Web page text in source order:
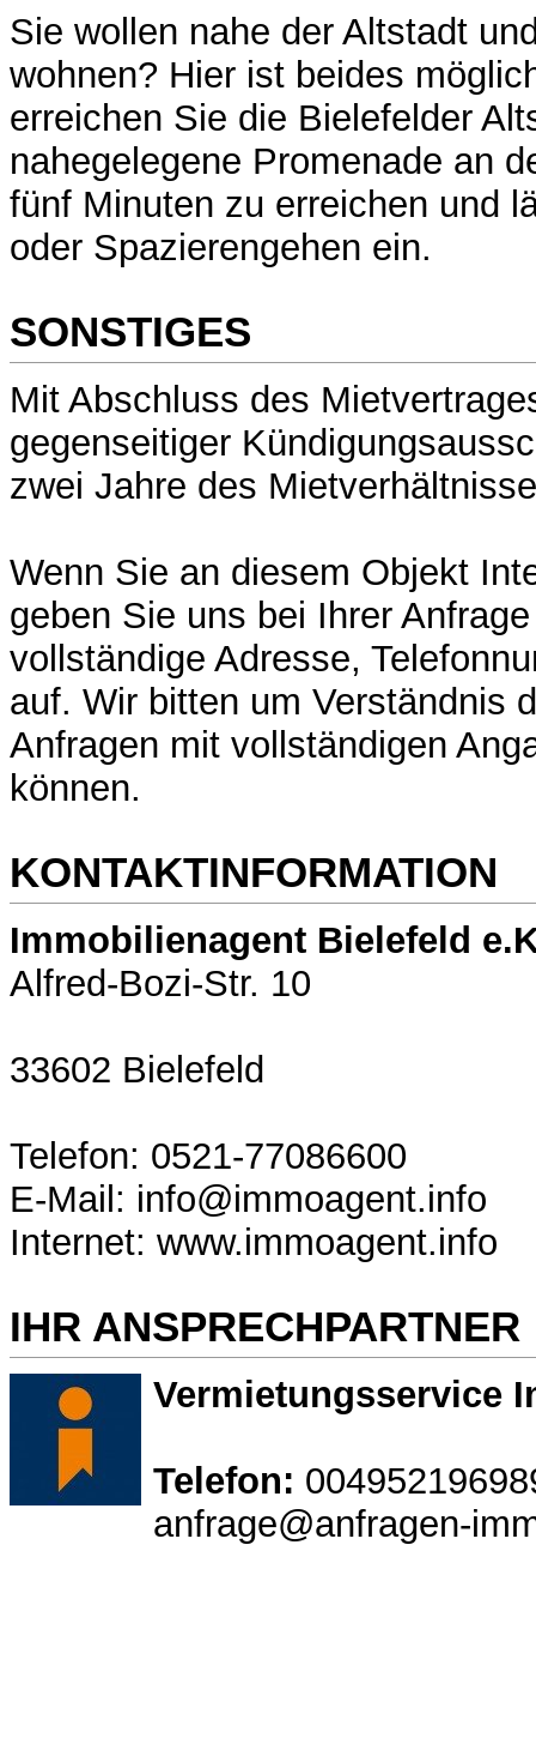
Sie wollen nahe der Altstadt
wohnen? Hier ist beides
erreichen Sie die Bielefelder
nahegelegene Promenade an
fünf Minuten zu erreichen und
oder Spazierengehen ein.
SONSTIGES
Mit Abschluss des
gegenseitiger
zwei Jahre des
Wenn Sie an diesem Objekt
geben Sie uns bei Ihrer
vollständige Adresse,
auf. Wir bitten um Verständnis
Anfragen mit vollständigen
können.
KONTAKTINFORMATION
Immobilienagent Bielefeld
Alfred-Bozi-Str. 10
33602 Bielefeld
Telefon: 0521-77086600
E-Mail: info@immoagent.info
Internet: www.immoagent.info
IHR ANSPRECHPARTNER
Vermietungsservice
Telefon:
anfrage@anfragen-